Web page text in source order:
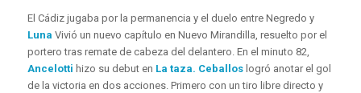
El Cádiz jugaba por la permanencia y el duelo entre Negredo y
Luna Vivió un nuevo capítulo en Nuevo Mirandilla, resuelto por el
portero tras remate de cabeza del delantero. En el minuto 82,
Ancelotti hizo su debut en La taza. Ceballos logró anotar el gol
de la victoria en dos acciones. Primero con un tiro libre directo y